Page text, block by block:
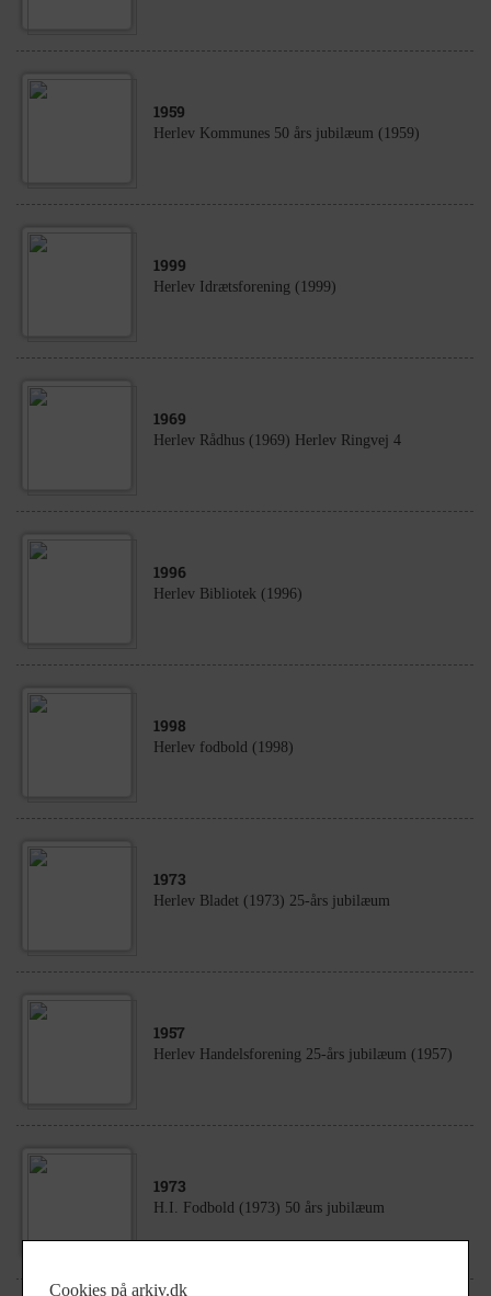
1959
Herlev Kommunes 50 års jubilæum (1959)
1999
Herlev Idrætsforening (1999)
1969
Herlev Rådhus (1969) Herlev Ringvej 4
1996
Herlev Bibliotek (1996)
1998
Herlev fodbold (1998)
1973
Herlev Bladet (1973) 25-års jubilæum
1957
Herlev Handelsforening 25-års jubilæum (1957)
1973
H.I. Fodbold (1973) 50 års jubilæum
Cookies på arkiv.dk